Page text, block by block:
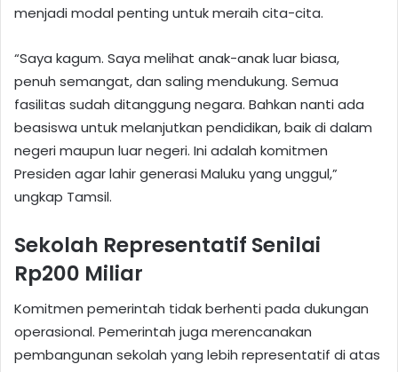
menjadi modal penting untuk meraih cita-cita.
“Saya kagum. Saya melihat anak-anak luar biasa,
penuh semangat, dan saling mendukung. Semua
fasilitas sudah ditanggung negara. Bahkan nanti ada
beasiswa untuk melanjutkan pendidikan, baik di dalam
negeri maupun luar negeri. Ini adalah komitmen
Presiden agar lahir generasi Maluku yang unggul,”
ungkap Tamsil.
Sekolah Representatif Senilai
Rp200 Miliar
Komitmen pemerintah tidak berhenti pada dukungan
operasional. Pemerintah juga merencanakan
pembangunan sekolah yang lebih representatif di atas